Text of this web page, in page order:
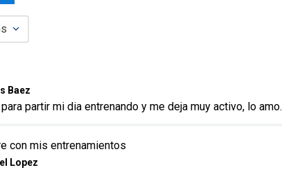
a 5 estrellas
Baez
partir mi dia entrenando y me deja muy activo, lo amo.
con mis entrenamientos
Lopez